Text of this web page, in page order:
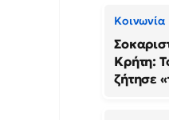
Κοινωνία
Κρήτη:
ζήτησε